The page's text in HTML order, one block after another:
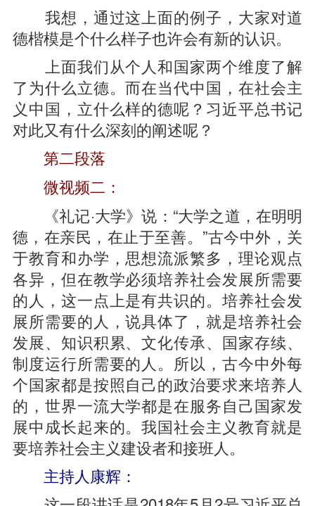
我想，通过这上面的例子，大家对道
德楷模是个什么样子也许会有新的认识。
上面我们从个人和国家两个维度了解
了为什么立德。而在当代中国，在社会主
义中国，立什么样的德呢？习近平总书记
对此又有什么深刻的阐述呢？
第二段落
微视频二：
《礼记·大学》说：“大学之道，在明明
德，在亲民，在止于至善。”古今中外，关
于教育和办学，思想流派繁多，理论观点
各异，但在教学必须培养社会发展所需要
的人，这一点上是有共识的。培养社会发
展所需要的人，说具体了，就是培养社会
发展、知识积累、文化传承、国家存续、
制度运行所需要的人。所以，古今中外每
个国家都是按照自己的政治要求来培养人
的，世界一流大学都是在服务自己国家发
展中成长起来的。我国社会主义教育就是
要培养社会主义建设者和接班人。
主持人康辉：